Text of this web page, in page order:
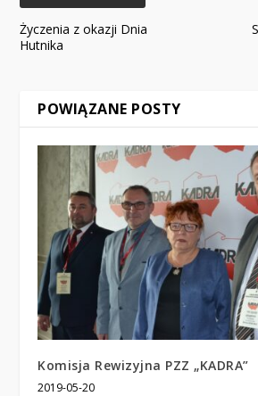
Życzenia z okazji Dnia
Hutnika
POWIĄZANE POSTY
Komisja Rewizyjna PZZ „KADRA”
2019-05-20